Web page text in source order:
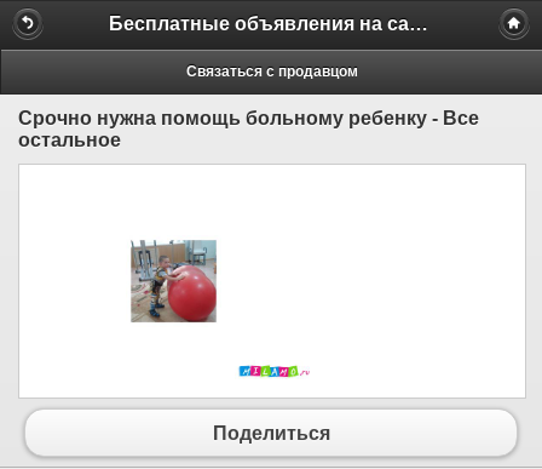
Бесплатные объявления на сайте MILAMO.ru
Связаться с продавцом
Срочно нужна помощь больному ребенку - Все
остальное
Поделиться